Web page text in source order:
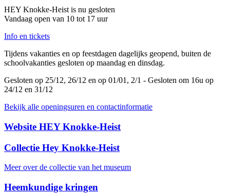
HEY Knokke-Heist is nu gesloten
Vandaag open van 10 tot 17 uur
Info en tickets
Tijdens vakanties en op feestdagen dagelijks geopend, buiten de
schoolvakanties gesloten op maandag en dinsdag.
Gesloten op 25/12, 26/12 en op 01/01, 2/1 - Gesloten om 16u op
24/12 en 31/12
Bekijk alle openingsuren en contactinformatie
Website HEY Knokke-Heist
Collectie Hey Knokke-Heist
Meer over de collectie van het museum
Heemkundige kringen